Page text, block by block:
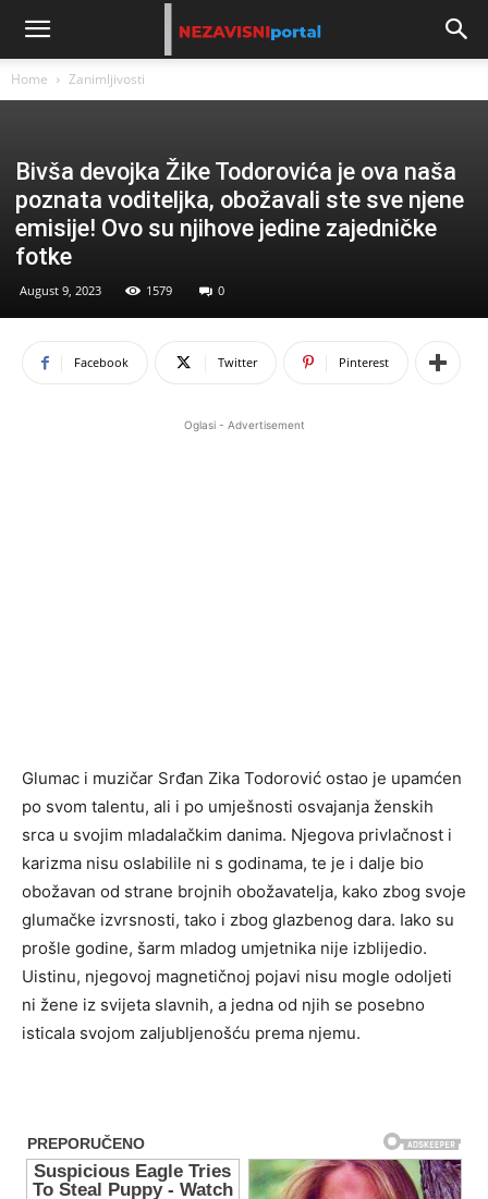
Home Zanimljivosti
Bivša devojka Žike Todorovića je ova naša
poznata voditeljka, obožavali ste sve njene
emisije! Ovo su njihove jedine zajedničke
fotke
August 9, 2023 1579 0
Facebook Twitter Pinterest
Oglasi - Advertisement
Glumac i muzičar Srđan Zika Todorović ostao je upamćen
po svom talentu, ali i po umješnosti osvajanja ženskih
srca u svojim mladalačkim danima. Njegova privlačnost i
karizma nisu oslabilile ni s godinama, te je i dalje bio
obožavan od strane brojnih obožavatelja, kako zbog svoje
glumačke izvrsnosti, tako i zbog glazbenog dara. Iako su
prošle godine, šarm mladog umjetnika nije izblijedio.
Uistinu, njegovoj magnetičnoj pojavi nisu mogle odoljeti
ni žene iz svijeta slavnih, a jedna od njih se posebno
isticala svojom zaljubljenošću prema njemu.